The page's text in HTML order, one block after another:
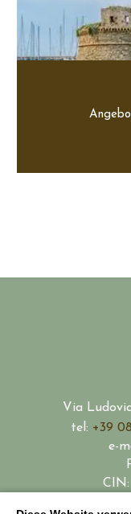
Via
tel: +39
e-
CIN: